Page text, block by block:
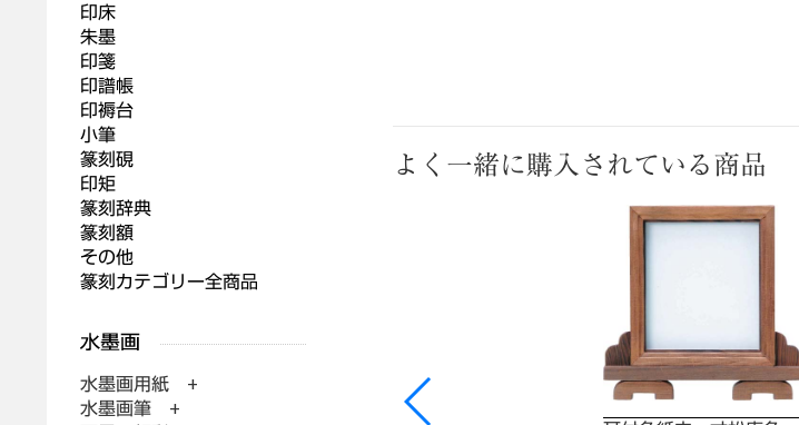
よく一緒に購入されている商品
印床
朱墨
印箋
印譜帳
印褥台
小筆
篆刻硯
印矩
篆刻辞典
篆刻額
その他
篆刻カテゴリー全商品
水墨画用紙 +
水墨画筆 +